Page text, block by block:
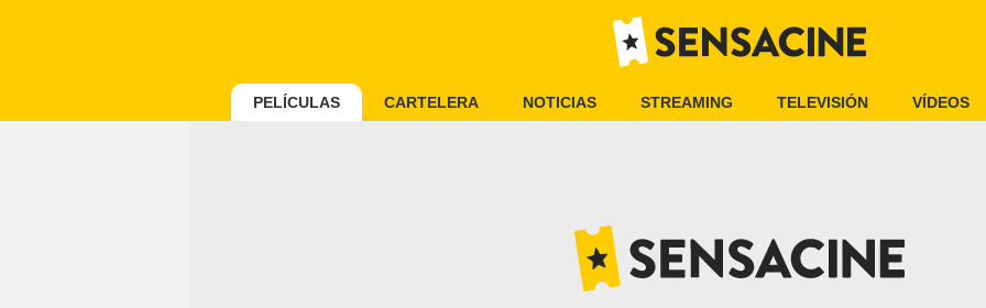
PELÍCULAS CARTELERA NOTICIAS STREAMING TELEVISIÓN VÍDEOS